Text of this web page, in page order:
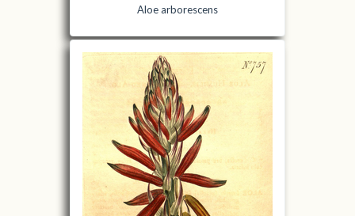
Aloe arborescens